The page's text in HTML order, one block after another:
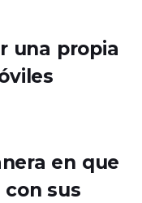
una propia
en que
con sus